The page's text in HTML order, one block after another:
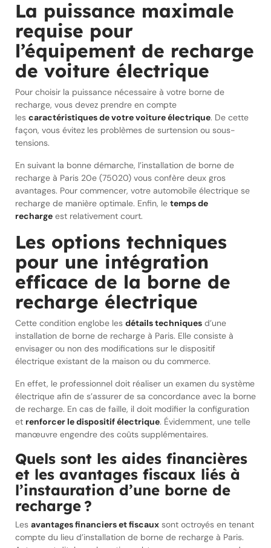
La puissance maximale
requise pour
l’équipement de recharge
de voiture électrique
Pour choisir la puissance nécessaire à votre borne de
recharge, vous devez prendre en compte
les caractéristiques de votre voiture électrique. De cette
façon, vous évitez les problèmes de surtension ou sous-
tensions.
En suivant la bonne démarche, l’installation de borne de
recharge à Paris 20e (75020) vous confère deux gros
avantages. Pour commencer, votre automobile électrique se
recharge de manière optimale. Enfin, le temps de
recharge est relativement court.
Les options techniques
pour une intégration
efficace de la borne de
recharge électrique
Cette condition englobe les détails techniques d’une
installation de borne de recharge à Paris. Elle consiste à
envisager ou non des modifications sur le dispositif
électrique existant de la maison ou du commerce.
En effet, le professionnel doit réaliser un examen du système
électrique afin de s’assurer de sa concordance avec la borne
de recharge. En cas de faille, il doit modifier la configuration
et renforcer le dispositif électrique. Évidemment, une telle
manœuvre engendre des coûts supplémentaires.
Quels sont les aides financières
et les avantages fiscaux liés à
l’instauration d’une borne de
recharge ?
Les avantages financiers et fiscaux sont octroyés en tenant
compte du lieu d’installation de borne de recharge à Paris.